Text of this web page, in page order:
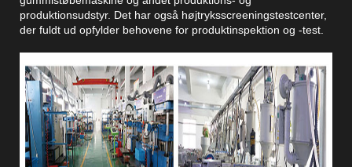
produktionsudstyr. Det har også højtryksscreeningstestcenter,
der fuldt ud opfylder behovene for produktinspektion og -test.